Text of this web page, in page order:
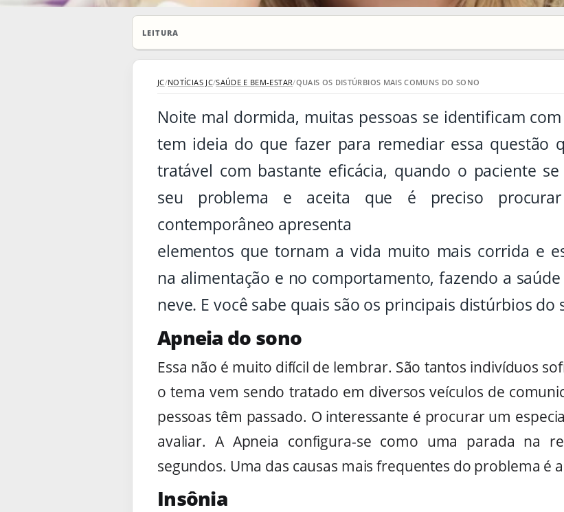
LEITURA
JC/NOTÍCIAS JC/SAÚDE E BEM-ESTAR/QUAIS OS DISTÚRBIOS MAIS COMUNS DO SONO
Noite mal dormida, muitas pessoas se identificam
tem ideia do que fazer para remediar essa questão
tratável com bastante eficácia, quando o paciente
seu problema e aceita que é preciso
contemporâneo apresenta
elementos que tornam a vida muito mais corrida e
na alimentação e no comportamento, fazendo a
neve. E você sabe quais são os principais distúrbios do
Apneia do sono
Essa não é muito difícil de lembrar. São tantos indivíduos
o tema vem sendo tratado em diversos veículos de
pessoas têm passado. O interessante é procurar um
avaliar. A Apneia configura-se como uma parada na
segundos. Uma das causas mais frequentes do problema é
Insônia